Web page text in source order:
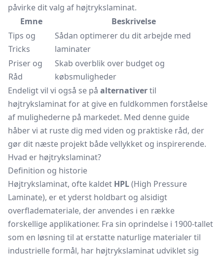
påvirke dit valg af højtrykslaminat.
Emne
Beskrivelse
Tips og
Tricks
Sådan optimerer du dit arbejde med
laminater
Priser og
Råd
Skab overblik over budget og
købsmuligheder
Endeligt vil vi også se på alternativertil
højtrykslaminat for at give en fuldkommen forståelse
af mulighederne på markedet. Med denne guide
håber vi at ruste dig med viden og praktiske råd, der
gør dit næste projekt både vellykket og inspirerende.
Hvad er højtrykslaminat?
Definition og historie
Højtrykslaminat, ofte kaldet HPL(High Pressure
Laminate), er et yderst holdbart og alsidigt
overflademateriale, der anvendes i en række
forskellige applikationer. Fra sin oprindelse i 1900-tallet
som en løsning til at erstatte naturlige materialer til
industrielle formål, har højtrykslaminat udviklet sig